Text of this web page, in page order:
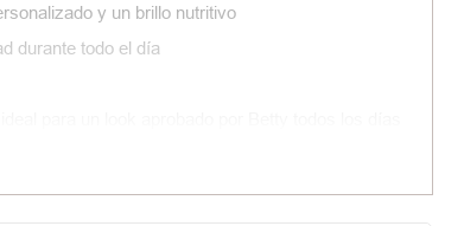
y un brillo nutritivo
durante todo el día